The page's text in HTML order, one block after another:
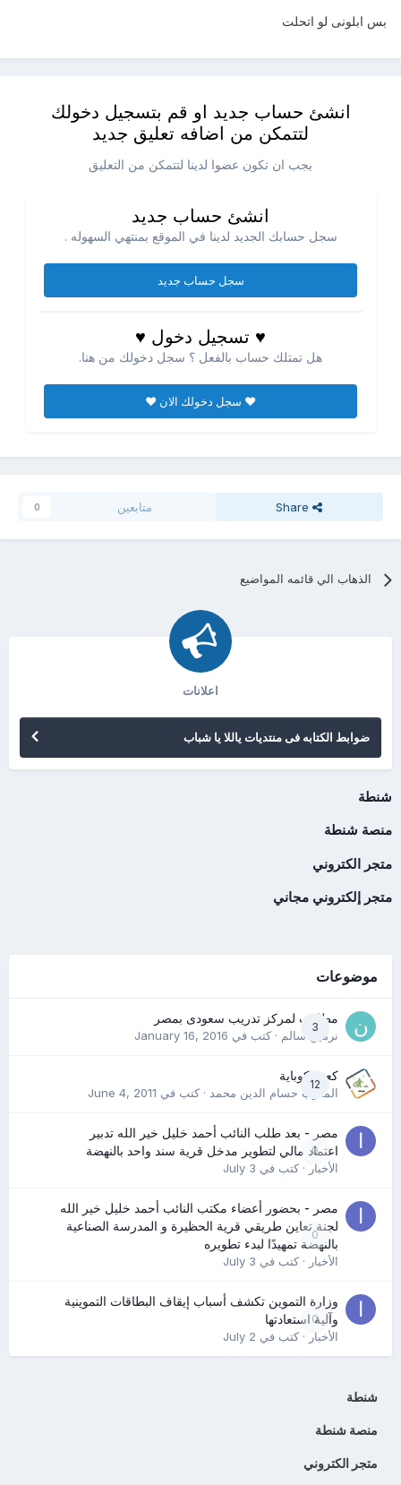
بس ابلونى لو اتحلت
انشئ حساب جديد او قم بتسجيل دخولك
لتتمكن من اضافه تعليق جديد
يجب ان تكون عضوا لدينا لتتمكن من التعليق
انشئ حساب جديد
سجل حسابك الجديد لدينا في الموقع بمنتهي السهوله .
سجل حساب جديد
♥ تسجيل دخول ♥
هل تمتلك حساب بالفعل ؟ سجل دخولك من هنا.
♥ سجل دخولك الان ♥
Share متابعين 0
الذهاب الي قائمه المواضيع
اعلانات
ضوابط الكتابه فى منتديات ياللا يا شباب
شنطة
منصة شنطة
متجر الكتروني
متجر إلكتروني مجاني
موضوعات
3
مطلوب لمركز تدريب سعودى بمصر
نرمين سالم· كتب في January 16, 2016
12
كعب كوباية
المدرب حسام الدين محمد· كتب في June 4, 2011
0
مصر - بعد طلب النائب أحمد خليل خير الله تدبير
اعتماد مالي لتطوير مدخل قرية سند واحد بالنهضة
الأخبار· كتب في July 3
0
مصر - بحضور أعضاء مكتب النائب أحمد خليل خير الله
لجنة تعاين طريقي قرية الحظيرة و المدرسة الصناعية
بالنهضة تمهيدًا لبدء تطويره
الأخبار· كتب في July 3
0
وزارة التموين تكشف أسباب إيقاف البطاقات التموينية
وآلية استعادتها
الأخبار· كتب في July 2
شنطة
منصة شنطة
متجر الكتروني